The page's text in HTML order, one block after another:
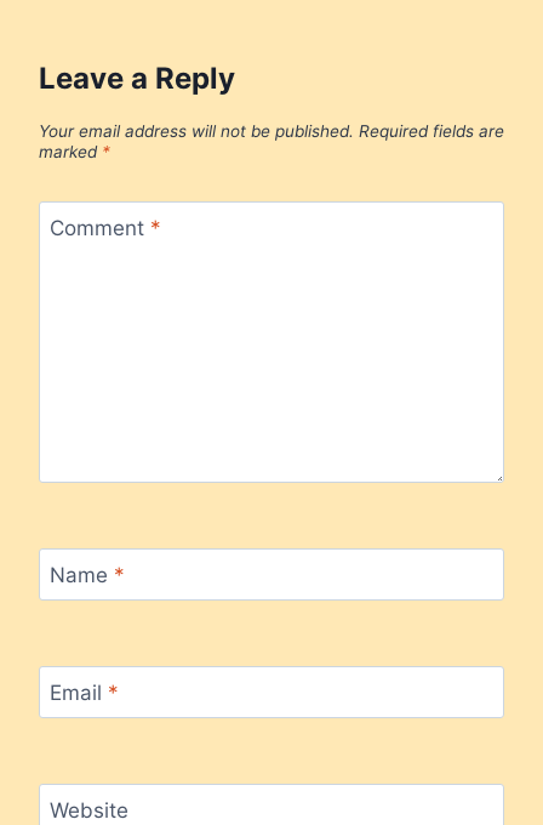
Leave a Reply
Your email address will not be published. Required fields are
marked *
Comment *
Name *
Email *
Website